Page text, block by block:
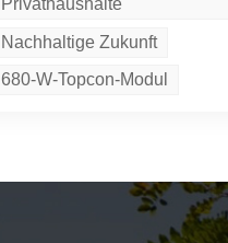
Privathaushalte
Nachhaltige Zukunft
680-W-Topcon-Modul